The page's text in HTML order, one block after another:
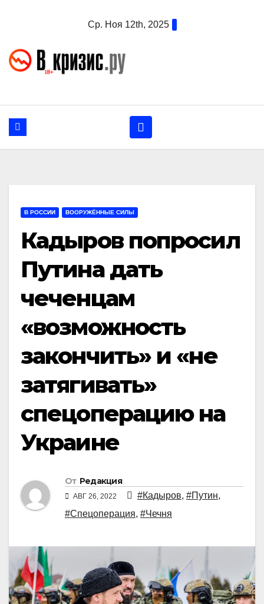
Ср. Ноя 12th, 2025
В РОССИИ ВООРУЖЁННЫЕ СИЛЫ
Кадыров попросил
Путина дать
чеченцам
«возможность
закончить» и «не
затягивать»
спецоперацию на
Украине
От Редакция
АВГ 26, 2022 #Кадыров, #Путин,
#Спецоперация, #Чечня